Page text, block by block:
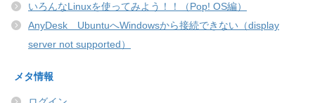
いろんなLinuxを使ってみよう！！（Pop! OS編）
AnyDesk UbuntuへWindowsから接続できない（display
server not supported）
メタ情報